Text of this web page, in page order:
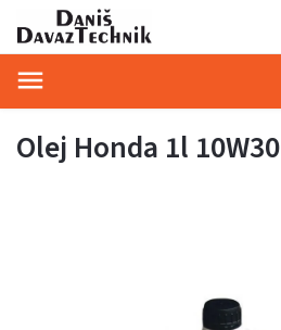
Olej Honda 1l 10W30